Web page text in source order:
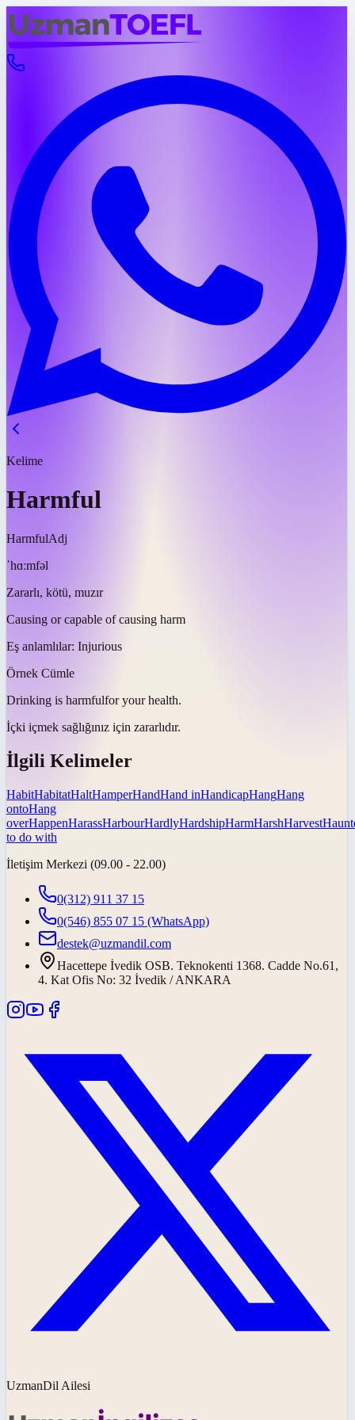
Kelime
Harmful
HarmfulAdj
ˈhɑːmfəl
Zararlı, kötü, muzır
Causing or capable of causing harm
Eş anlamlılar: Injurious
Örnek Cümle
Drinking is harmfulfor your health.
İçki içmek sağlığınız için zararlıdır.
İlgili Kelimeler
HabitHabitatHaltHamperHandHand inHandicapHangHang
ontoHang
overHappenHarassHarbourHardlyHardshipHarmHarshHarvest
to do with
İletişim Merkezi (09.00 - 22.00)
0(312) 911 37 15
0(546) 855 07 15 (WhatsApp)
destek@uzmandil.com
Hacettepe İvedik OSB. Teknokenti 1368. Cadde No.61,
4. Kat Ofis No: 32 İvedik / ANKARA
UzmanDil Ailesi